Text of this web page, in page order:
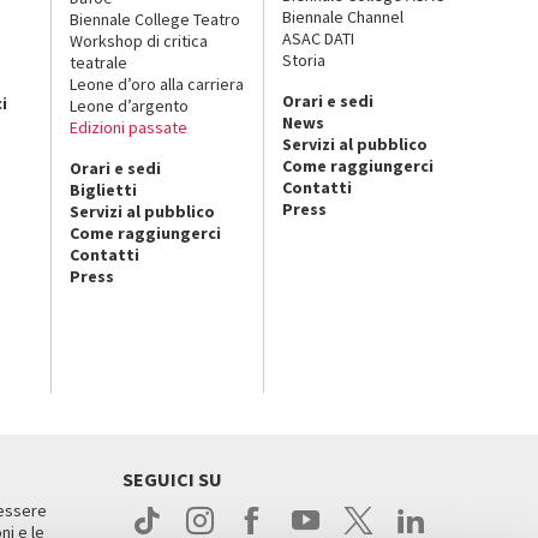
Biennale College Teatro
Workshop di critica
teatrale
Leone d’oro alla carriera
Leone d’argento
Edizioni passate
Orari e sedi
Biglietti
Servizi al pubblico
Come raggiungerci
Contatti
Press
Biennale Channel
ASAC DATI
Storia
Orari e sedi
News
Servizi al pubblico
Come raggiungerci
Contatti
Press
e le
SEGUICI SU